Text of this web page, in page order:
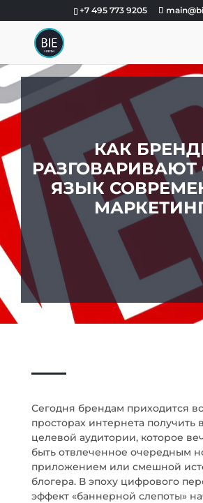
+7 495 773 9205
КАК
ЯЗЫК
Сегодня брендам приходится
просторах интернета получить
целевой аудитории, которое
быть отвлеченное очередным
приложением или смешной
блогера. В эпоху цифрового
эффект «баннерной слепоты»